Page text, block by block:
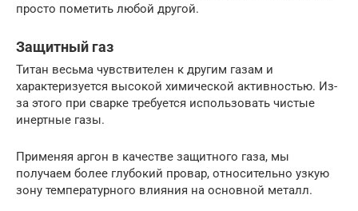
просто пометить любой другой.
Защитный газ
Титан весьма чувствителен к другим газам и
характеризуется высокой химической активностью. Из-
за этого при сварке требуется использовать чистые
инертные газы.
Применяя аргон в качестве защитного газа, мы
получаем более глубокий провар, относительно узкую
зону температурного влияния на основной металл.